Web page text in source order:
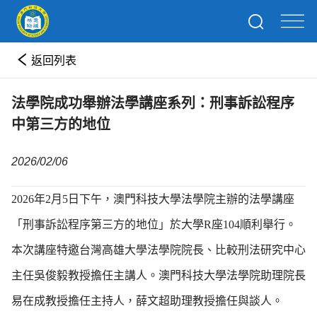
返回列表
法學院成功舉辦法學講座系列：刑事訴訟程序
中第三方的地位
2026/02/06
2026年2月5日下午，澳門科技大學法學院主辦的法學講座
「刑事訴訟程序第三方的地位」於大學R座104順利舉行。
本次講座特邀台灣高雄大學法學院院長、比較刑法研究中心
主任吳俊毅教授擔任主講人。澳門科技大學法學院助理院長
易在成教授擔任主持人，薛文超助理教授擔任與談人。